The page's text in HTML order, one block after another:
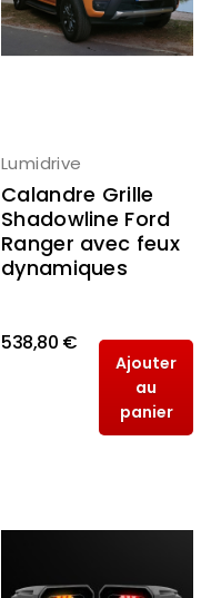
Lumidrive
Calandre Grille
Shadowline Ford
Ranger avec feux
dynamiques
538,80 €
Ajouter
au
panier